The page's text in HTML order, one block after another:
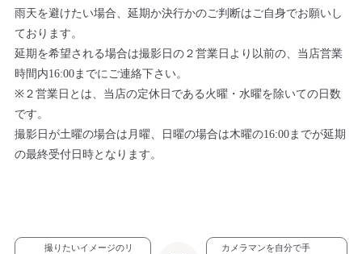
雨天を避けたい場合、延期か決行かのご判断はご自身でお願いし
ております。
延期を希望される場合は撮影日の２営業日より以前の、当店営業
時間内16:00までにご連絡下さい。
※２営業日とは、当店の定休日である火曜・水曜を除いての日数
です。
撮影日が土曜の場合は月曜、日曜の場合は木曜の16:00までが延期
の最終受付日時となります。
撮りたいイメージのリ
カメラマンを自分で手